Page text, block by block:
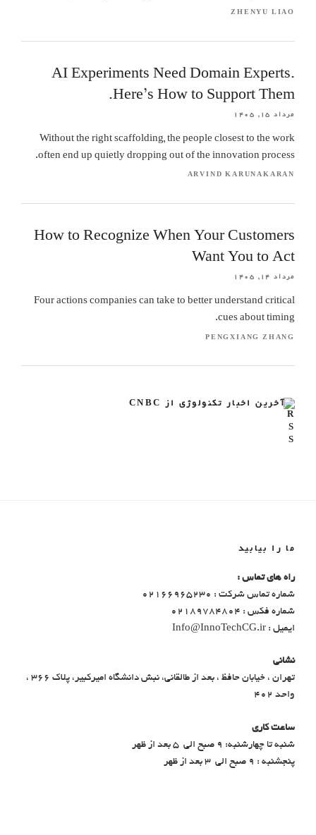
ZHENYU LIAO
AI Experiments Need Domain Experts.
Here’s How to Support Them.
مرداد ۱۵, ۱۴۰۵
Without the right scaffolding, the people closest to the work
often end up quietly dropping out of the innovation process.
ARVIND KARUNAKARAN
How to Recognize When Your Customers
Want You to Act
مرداد ۱۴, ۱۴۰۵
Four actions companies can take to better understand critical
cues about timing.
PENGXIANG ZHANG
آخرین اخبار تکنولوژی از CNBC
ما را بیابید
راه های تماس :
شماره تماس شرکت : 02166965230
شماره فکس : 02189784804
ایمیل : Info@InnoTechCG.ir
نشانی
تهران ، خیابان حافظ ، بعد از طالقانی، نبش دانشگاه امیرکبیر، پلاک 366 ،
واحد 402
ساعت کاری
شنبه تا چهارشنبه: ۹ صبح الی ۵ بعد از ظهر
پنجشنبه : ۹ صبح الی ۳ بعد از ظهر